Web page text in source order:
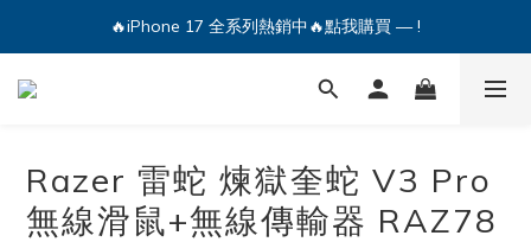
🔥iPhone 17 全系列熱銷中🔥點我購買 — !
💕加入Q哥 Line 新好友領優惠券！🎫
🔥iPhone 17 全系列熱銷中🔥點我購買 — !
Razer 雷蛇 煉獄奎蛇 V3 Pro
無線滑鼠+無線傳輸器 RAZ78